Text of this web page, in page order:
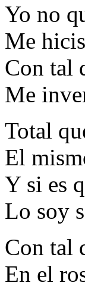
Yo no
Me
Con tal
Me
Total
El
Y si es
Lo soy
Con tal
En el